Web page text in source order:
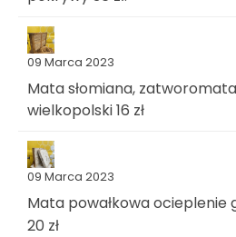
09 Marca 2023
Mata słomiana,
wielkopolski 16 zł
09 Marca 2023
Mata powałkowa ocieplenie
20 zł